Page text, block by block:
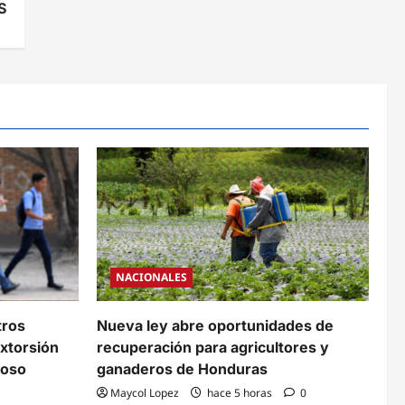
NACIONALES
Nueva ley abre oportunidades de
recuperación para agricultores y
ganaderos de Honduras
Maycol Lopez hace 5 horas 0